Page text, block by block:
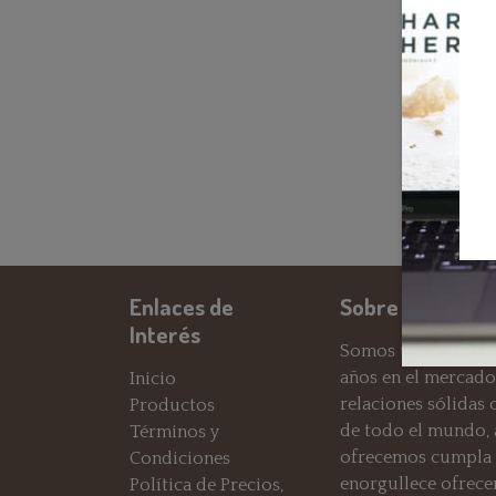
Enlaces de
Interés
Inicio
Productos
Términos y
Condiciones
Política de Precios,
Sobre Nosotros
Somos una tienda
años en el
relaciones sólidas
de todo el mundo,
ofrecemos cumpla
enorgullece